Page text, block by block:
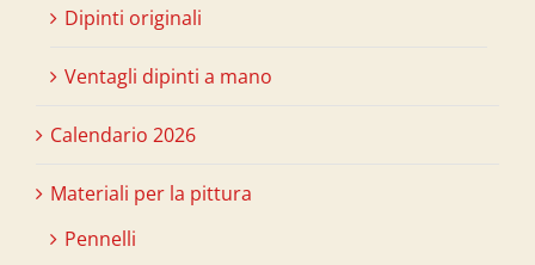
Dipinti originali
Ventagli dipinti a mano
Calendario 2026
Materiali per la pittura
Pennelli